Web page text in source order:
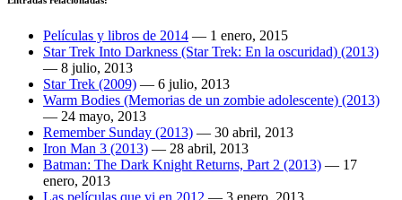
Películas y libros de 2014 — 1 enero, 2015
Star Trek Into Darkness (Star Trek: En la oscuridad) (2013)
— 8 julio, 2013
Star Trek (2009) — 6 julio, 2013
Warm Bodies (Memorias de un zombie adolescente) (2013)
— 24 mayo, 2013
Remember Sunday (2013) — 30 abril, 2013
Iron Man 3 (2013) — 28 abril, 2013
Batman: The Dark Knight Returns, Part 2 (2013) — 17
enero, 2013